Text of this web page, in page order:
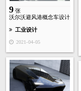
9 张
沃尔沃避风港概念车设计
工业设计
2021-04-05